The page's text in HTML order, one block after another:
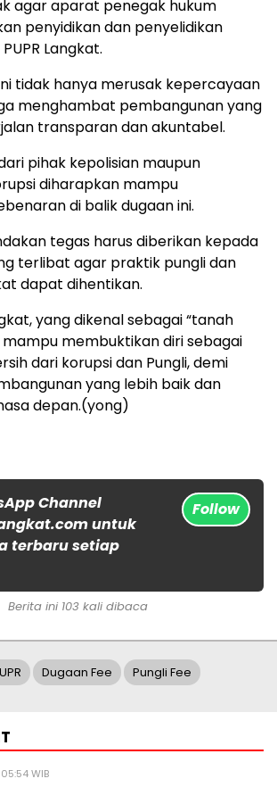
agar aparat penegak hukum
penyidikan dan penyelidikan
Langkat.
tidak hanya merusak kepercayaan
menghambat pembangunan yang
transparan dan akuntabel.
pihak kepolisian maupun
diharapkan mampu
di balik dugaan ini.
tegas harus diberikan kepada
terlibat agar praktik pungli dan
dapat dihentikan.
yang dikenal sebagai “tanah
mampu membuktikan diri sebagai
dari korupsi dan Pungli, demi
yang lebih baik dan
depan.(yong)
Channel
untuk
terbaru setiap
Follow
Berita ini 103 kali dibaca
Dugaan Fee Pungli Fee
WIB